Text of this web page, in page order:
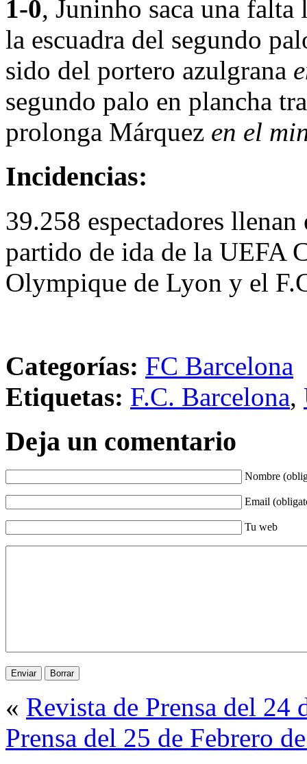
1-0, Juninho saca una
la escuadra del segundo
sido del portero azulgrana
segundo palo en plancha
prolonga Márquez en el
Incidencias:
39.258 espectadores
partido de ida de la UEFA
Olympique de Lyon y el
Categorías: FC Barcelona
Etiquetas: F.C. Barcelona,
Deja un comentario
Nombre
Email
Tu web
« Revista de Prensa del 24
Prensa del 25 de Febrero